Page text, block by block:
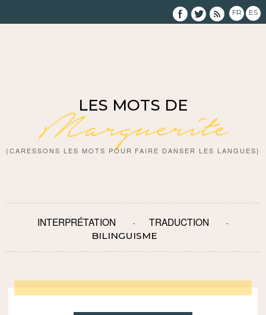
FR ES
LES MOTS DE
Marguerite
{CARESSONS LES MOTS POUR FAIRE DANSER LES LANGUES}
INTERPRÉTATION TRADUCTION
BILINGUISME